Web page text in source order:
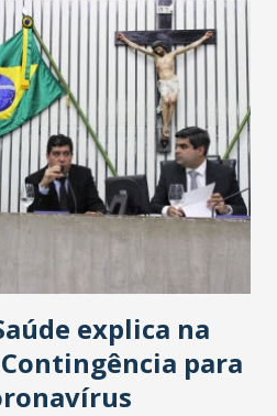
explica na
Contingência para